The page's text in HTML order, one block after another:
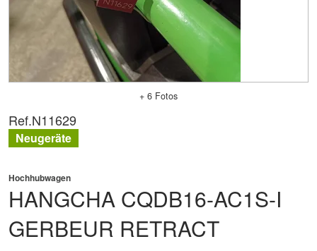
+ 6 Fotos
HANGCHA CQDB16-AC1S-I
GERBEUR RETRACT
Hochhubwagen
Ref.N11629
Neugeräte